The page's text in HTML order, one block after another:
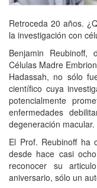
Retroceda 20 años.
la investigación con
Benjamin
Células Madre
Hadassah, no sólo
científico cuya
potencialmente
enfermedades
degeneración macular.
El Prof. Reubinoff ha
desde hace casi
reconocer su
aniversario, sólo un